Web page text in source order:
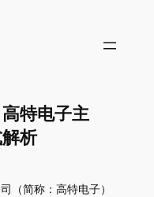
特电子主
析
（简称：高特电子）